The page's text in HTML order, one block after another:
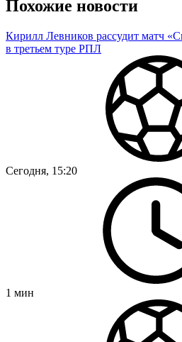
Похожие новости
Кирилл Левников рассудит матч
в третьем туре РПЛ
Сегодня, 15:20
1 мин